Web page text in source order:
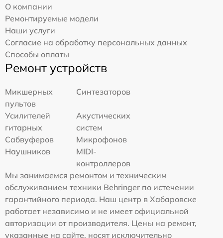
О компании
Ремонтируемые модели
Наши услуги
Согласие на обработку персональных данных
Способы оплаты
Ремонт устройств
Микшерных
пультов
Синтезаторов
Усилителей
гитарных
Акустических
систем
Сабвуферов
Микрофонов
Наушников
MIDI-
контроллеров
Мы занимаемся ремонтом и техническим
обслуживанием техники Behringer по истечении
гарантийного периода. Наш центр в Хабаровске
работает независимо и не имеет официальной
авторизации от производителя. Цены на ремонт,
указанные на сайте, носят исключительно